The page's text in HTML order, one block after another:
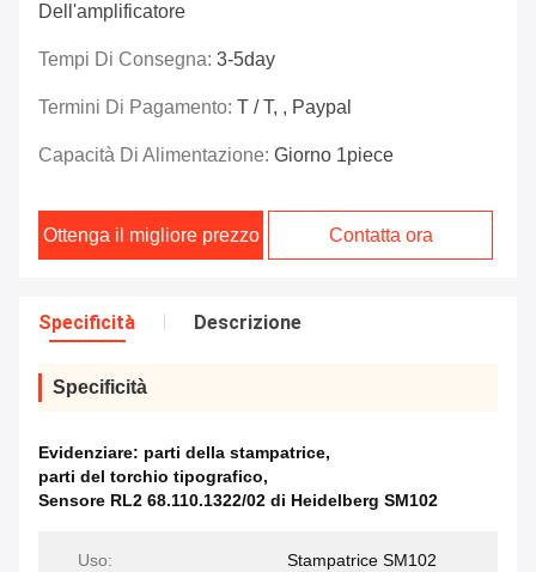
Dell'amplificatore
Tempi Di Consegna: 3-5day
Termini Di Pagamento: T / T, , Paypal
Capacità Di Alimentazione: Giorno 1piece
Ottenga il migliore prezzo Contatta ora
Specificità Descrizione
Specificità
Evidenziare: parti della stampatrice,
parti del torchio tipografico,
Sensore RL2 68.110.1322/02 di Heidelberg SM102
Uso: Stampatrice SM102